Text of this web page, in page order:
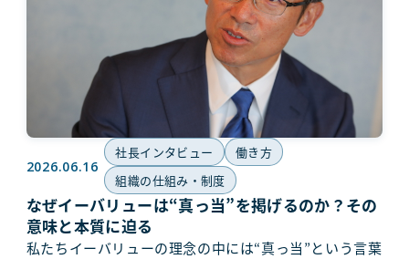
2026.06.16
社長インタビュー
働き方
組織の仕組み・制度
なぜイーバリューは“真っ当”を掲げるのか？その
意味と本質に迫る
私たちイーバリューの理念の中には“真っ当”という言葉